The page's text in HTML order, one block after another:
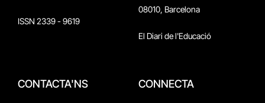
ISSN 2339 - 9619
08010, Barcelona
El Diari de l'Educació
CONTACTA'NS CONNECTA